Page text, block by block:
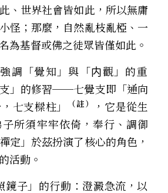
、世界社會皆如此，所以無庸
怪；那麼，自然亂枝亂椏、一
為基督或佛之徒眾皆僅如此。
」的修習──七覺支即「通向
七支樑柱」
（註）
，它是從生
所須牢牢依倚，奉行、調御
定」於茲扮演了核心的角色，
活動。